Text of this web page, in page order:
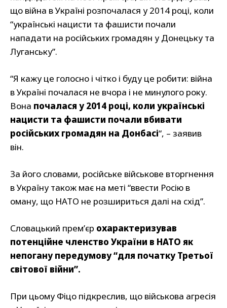
що війна в Україні розпочалася у 2014 році, коли
“українські нацисти та фашисти почали
нападати на російських громадян у Донецьку та
Луганську”.
“Я кажу це голосно і чітко і буду це робити: війна
в Україні почалася не вчора і не минулого року.
Вона почалася у 2014 році, коли українські
нацисти та фашисти почали вбивати
російських громадян на Донбасі“, – заявив
він.
За його словами, російське військове вторгнення
в Україну також має на меті “ввести Росію в
оману, що НАТО не розшириться далі на схід”.
Словацький прем’єр охарактеризував
потенційне членство України в НАТО як
непогану передумову “для початку Третьої
світової війни”.
При цьому Фіцо підкреслив, що військова агресія